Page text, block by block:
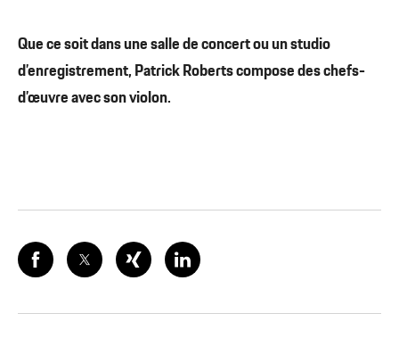
Que ce soit dans une salle de concert ou un studio
d’enregistrement, Patrick Roberts compose des chefs-
d’œuvre avec son violon.